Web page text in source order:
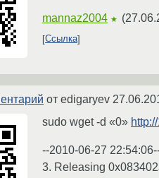
mannaz2004 ★ (
Ссылка
от edigaryev
sudo wget -d «0»
--2010-06-27
3. Releasing